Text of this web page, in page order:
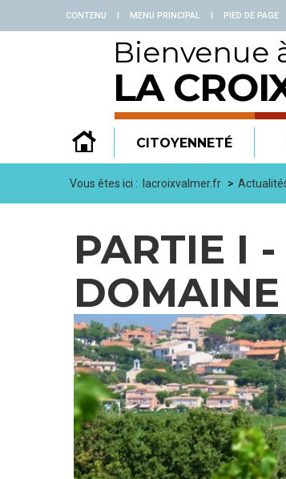
CONTENU | MENU PRINCIPAL | PIED DE PAGE
Bienvenue
LA
CITOYENNETÉ
Vous êtes ici : lacroixvalmer.fr
PARTIE I